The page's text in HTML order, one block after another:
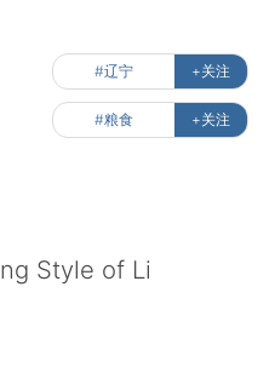
#辽宁 +关注
#粮食 +关注
Style of Li